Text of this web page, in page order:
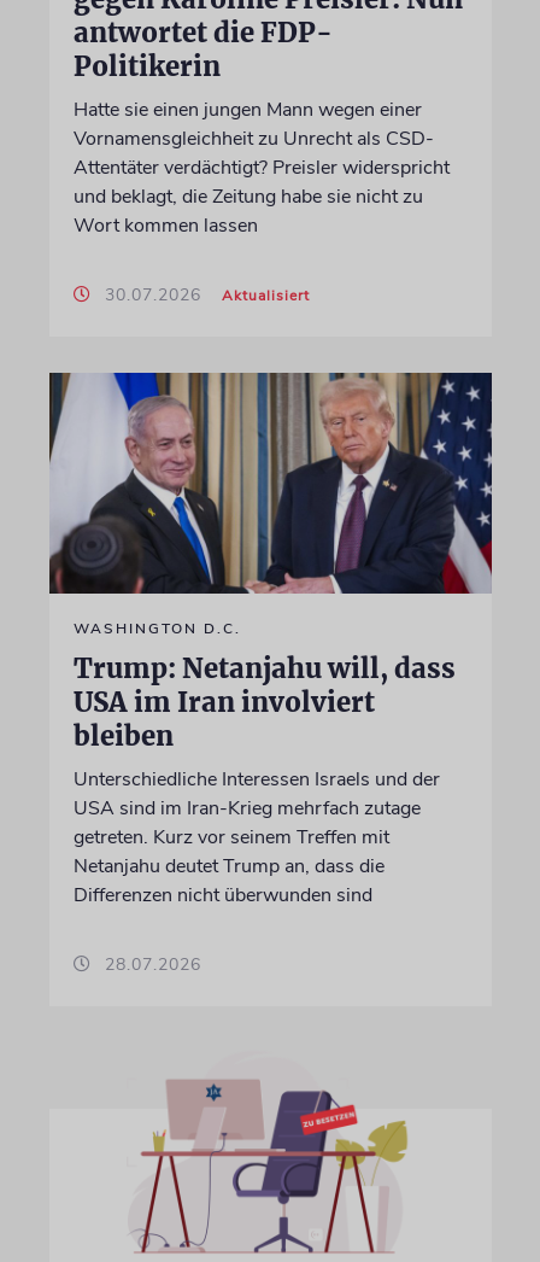
antwortet die FDP-
Politikerin
Hatte sie einen jungen Mann wegen einer
Vornamensgleichheit zu Unrecht als CSD-
Attentäter verdächtigt? Preisler widerspricht
und beklagt, die Zeitung habe sie nicht zu
Wort kommen lassen
30.07.2026 Aktualisiert
WASHINGTON D.C.
Trump: Netanjahu will, dass
USA im Iran involviert
bleiben
Unterschiedliche Interessen Israels und der
USA sind im Iran-Krieg mehrfach zutage
getreten. Kurz vor seinem Treffen mit
Netanjahu deutet Trump an, dass die
Differenzen nicht überwunden sind
28.07.2026